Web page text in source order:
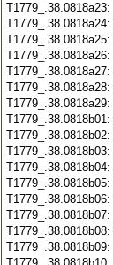
T1779_.38.0818a23:
T1779_.38.0818a24:
T1779_.38.0818a25:
T1779_.38.0818a26:
T1779_.38.0818a27:
T1779_.38.0818a28:
T1779_.38.0818a29:
T1779_.38.0818b01:
T1779_.38.0818b02:
T1779_.38.0818b03:
T1779_.38.0818b04:
T1779_.38.0818b05:
T1779_.38.0818b06:
T1779_.38.0818b07:
T1779_.38.0818b08:
T1779_.38.0818b09: